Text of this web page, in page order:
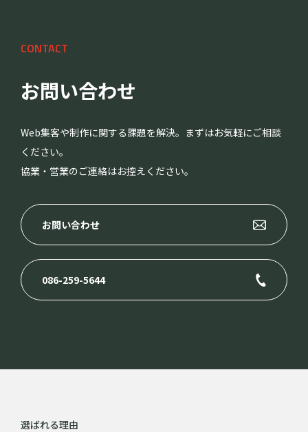
CONTACT
お問い合わせ
Web集客や制作に関する課題を解決。まずはお気軽にご相談
ください。
協業・営業のご連絡はお控えください。
お問い合わせ
086-259-5644
選ばれる理由